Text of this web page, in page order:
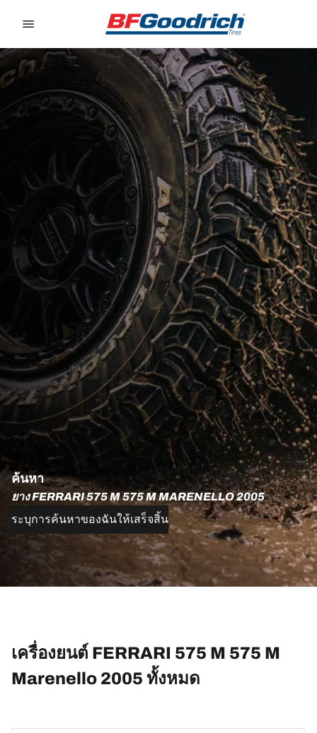
ค้นหา
ยาง FERRARI 575 M 575 M MARENELLO 2005
ระบุการค้นหาของฉันให้เสร็จสิ้น
เครื่องยนต์ FERRARI 575 M 575 M
Marenello 2005 ทั้งหมด